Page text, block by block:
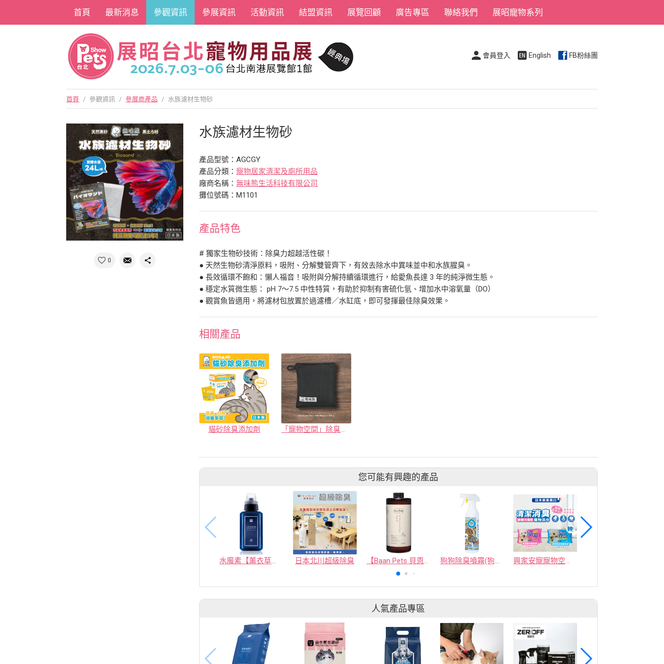
首頁 最新消息 參觀資訊 參展資訊 活動資訊 結盟資訊 展覽回顧 廣告專區 聯絡我們 展昭寵物系列
會員登入 English FB粉絲團
首頁 / 參觀資訊 / 參展商產品 / 水族濾材生物砂
0
水族濾材生物砂
產品型號：AGCGY
產品分類：寵物居家清潔及廁所用品
廠商名稱：無味熊生活科技有限公司
攤位號碼：M1101
產品特色
# 獨家生物砂技術：除臭力超越活性碳！
● 天然生物砂清淨原料，吸附、分解雙管齊下，有效去除水中異味並中和水族腥臭。
● 長效循環不飽和：懶人福音！吸附與分解持續循環進行，給愛魚長達 3 年的純淨微生態。
● 穩定水質微生態： pH 7～7.5 中性特質，有助於抑制有害硫化氫、增加水中溶氧量（DO）
● 觀賞魚皆適用，將濾材包放置於過濾槽／水缸底，即可發揮最佳除臭效果。
相關產品
貓砂除臭添加劑 「寵物空間」除臭萬用包 (1)
您可能有興趣的產品
水魔素【薰衣草除臭】濃縮液【驅蚤蚊】 日本北川超級除臭 【Baan Pets 貝恩寵物】抑菌去味地板清潔劑1000ml 狗狗除臭噴霧(狗家庭適用)500ml 興家安寵寵物空間消臭芳香球-湛藍柔香
人氣產品專區